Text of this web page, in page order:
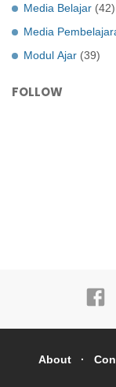
Media Belajar (42)
Media
Modul Ajar (39)
FOLLOW
About